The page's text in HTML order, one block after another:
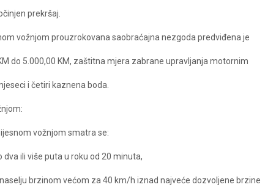
prekršaj.
vožnjom prouzrokovana saobraćajna nezgoda predviđena je
do 5.000,00 KM, zaštitna mjera zabrane upravljanja motornim
i četiri kaznena boda.
vožnjom smatra se:
dva ili više puta u roku od 20 minuta,
brzinom većom za 40 km/h iznad najveće dozvoljene brzine